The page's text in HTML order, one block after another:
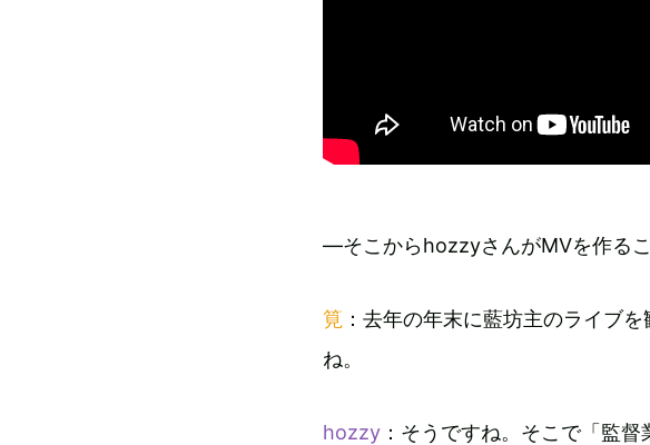
―そこからhozzyさんがMVを作る
筧 ：去年の年末に藍坊主のライブ
ね。
hozzy ：そうですね。そこで「監